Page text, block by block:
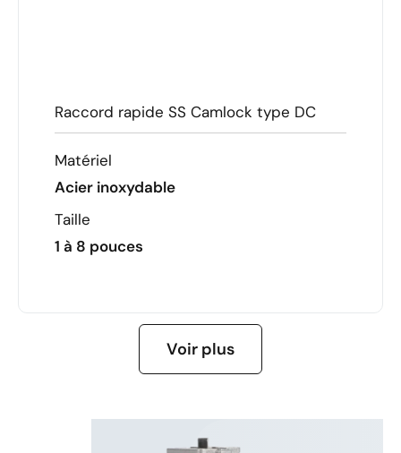
Raccord rapide SS Camlock type DC
Matériel
Acier inoxydable
Taille
1 à 8 pouces
APPRENDRE ENCORE PLUS
Voir plus